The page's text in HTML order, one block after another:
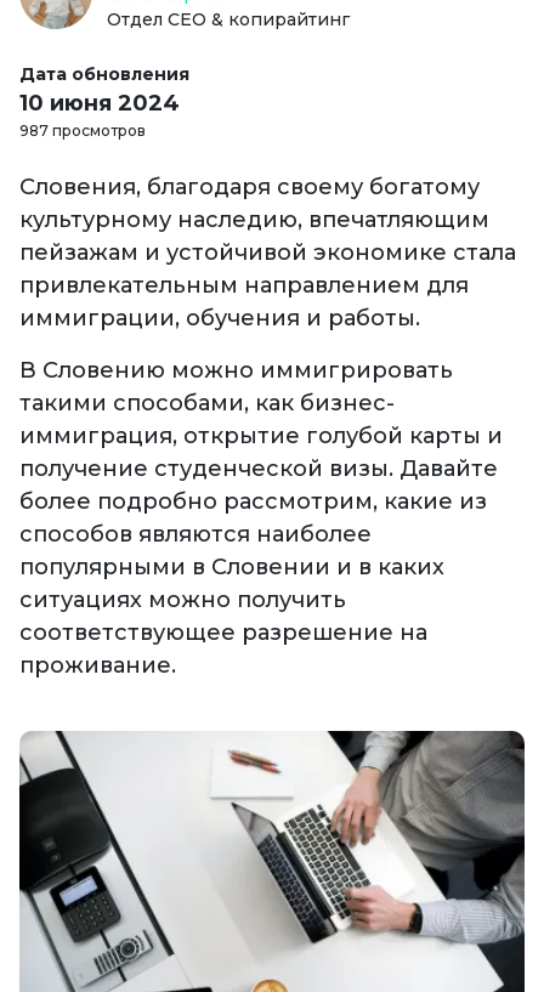
Отдел СЕО & копирайтинг
Дата обновления
10 июня 2024
987 просмотров
Словения, благодаря своему богатому
культурному наследию, впечатляющим
пейзажам и устойчивой экономике стала
привлекательным направлением для
иммиграции, обучения и работы.
В Словению можно иммигрировать
такими способами, как бизнес-
иммиграция, открытие голубой карты и
получение студенческой визы. Давайте
более подробно рассмотрим, какие из
способов являются наиболее
популярными в Словении и в каких
ситуациях можно получить
соответствующее разрешение на
проживание.